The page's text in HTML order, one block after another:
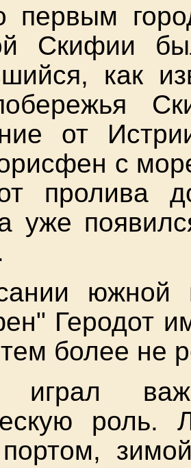
первым
Скифии
как
от
с
пролива
уже
южной
Геродот
более не
играл